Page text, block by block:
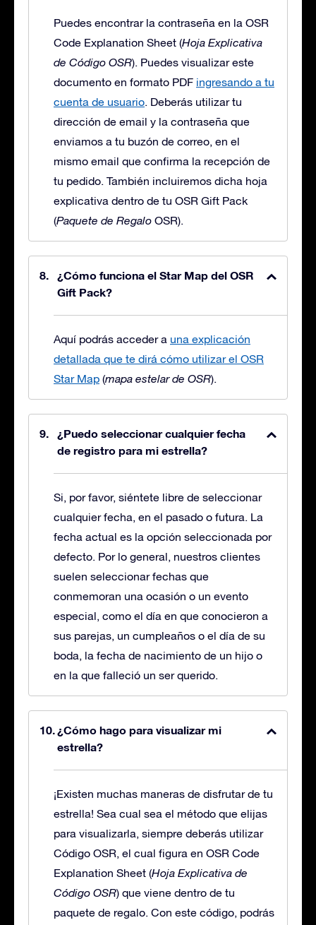
Puedes encontrar la contraseña en la OSR
Code Explanation Sheet (Hoja Explicativa
de Código OSR). Puedes visualizar este
documento en formato PDF ingresando a tu
cuenta de usuario. Deberás utilizar tu
dirección de email y la contraseña que
enviamos a tu buzón de correo, en el
mismo email que confirma la recepción de
tu pedido. También incluiremos dicha hoja
explicativa dentro de tu OSR Gift Pack
(Paquete de Regalo OSR).
¿Cómo funciona el Star Map del OSR
Gift Pack?
Aquí podrás acceder a una explicación
detallada que te dirá cómo utilizar el OSR
Star Map (mapa estelar de OSR).
¿Puedo seleccionar cualquier fecha
de registro para mi estrella?
Si, por favor, siéntete libre de seleccionar
cualquier fecha, en el pasado o futura. La
fecha actual es la opción seleccionada por
defecto. Por lo general, nuestros clientes
suelen seleccionar fechas que
conmemoran una ocasión o un evento
especial, como el día en que conocieron a
sus parejas, un cumpleaños o el día de su
boda, la fecha de nacimiento de un hijo o
en la que falleció un ser querido.
¿Cómo hago para visualizar mi
estrella?
¡Existen muchas maneras de disfrutar de tu
estrella! Sea cual sea el método que elijas
para visualizarla, siempre deberás utilizar
Código OSR, el cual figura en OSR Code
Explanation Sheet (Hoja Explicativa de
Código OSR) que viene dentro de tu
paquete de regalo. Con este código, podrás